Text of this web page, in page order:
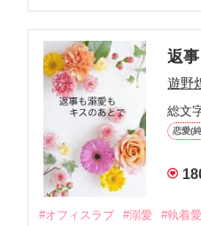
甘やかしてくる。
そんなある日、哲平は美
遭っていることを知る。
美桜を守るため、哲平は
夏木美桜(なつきみお)
✕
鳴海哲平 (なるみてっぺい)
帰国後、美桜は新しい職
も関わらず、一族を離れ
人だったのだ――！
なぜか恭司から飼い猫の
返
遊野
総文
恋愛(
#オフィスラブ #溺愛 #執着愛